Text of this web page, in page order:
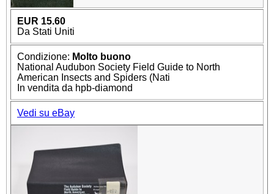
EUR 15.60
Da Stati Uniti
Condizione: Molto buono
National Audubon Society Field Guide to North
American Insects and Spiders (Nati
In vendita da hpb-diamond
Vedi su eBay